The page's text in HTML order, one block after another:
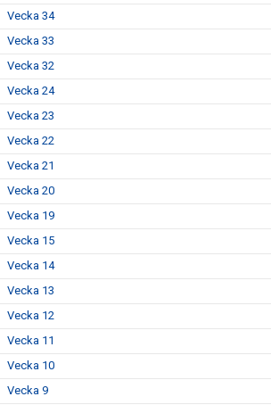
Vecka 34
Vecka 33
Vecka 32
Vecka 24
Vecka 23
Vecka 22
Vecka 21
Vecka 20
Vecka 19
Vecka 15
Vecka 14
Vecka 13
Vecka 12
Vecka 11
Vecka 10
Vecka 9